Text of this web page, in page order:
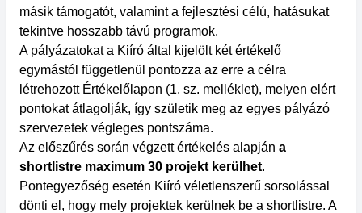
másik támogatót, valamint a fejlesztési célú, hatásukat
tekintve hosszabb távú programok.
A pályázatokat a Kiíró által kijelölt két értékelő
egymástól függetlenül pontozza az erre a célra
létrehozott Értékelőlapon (1. sz. melléklet), melyen elért
pontokat átlagolják, így születik meg az egyes pályázó
szervezetek végleges pontszáma.
Az előszűrés során végzett értékelés alapján a
shortlistre maximum 30 projekt kerülhet.
Pontegyezőség esetén Kiíró véletlenszerű sorsolással
dönti el, hogy mely projektek kerülnek be a shortlistre. A